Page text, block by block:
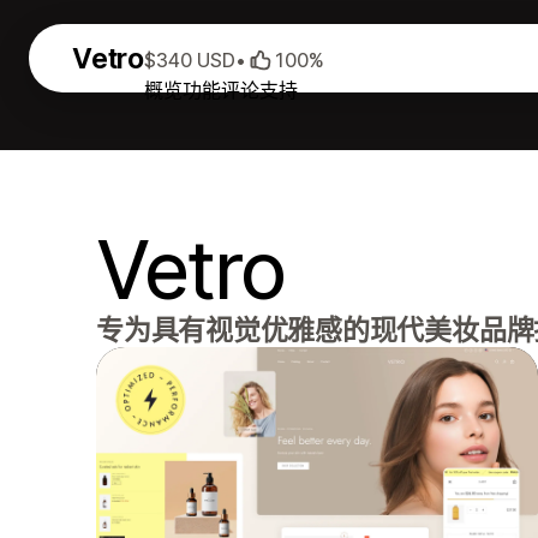
Vetro
概览功能评论支持
$340 USD• 100%
Vetro
专为具有视觉优雅感的现代美妆品